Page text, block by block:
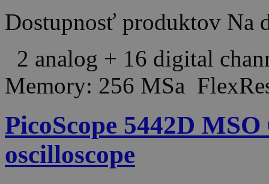
Dostupnosť produktov Na
2 analog + 16 digital
Memory: 256 MSa
PicoScope 5442D
oscilloscope